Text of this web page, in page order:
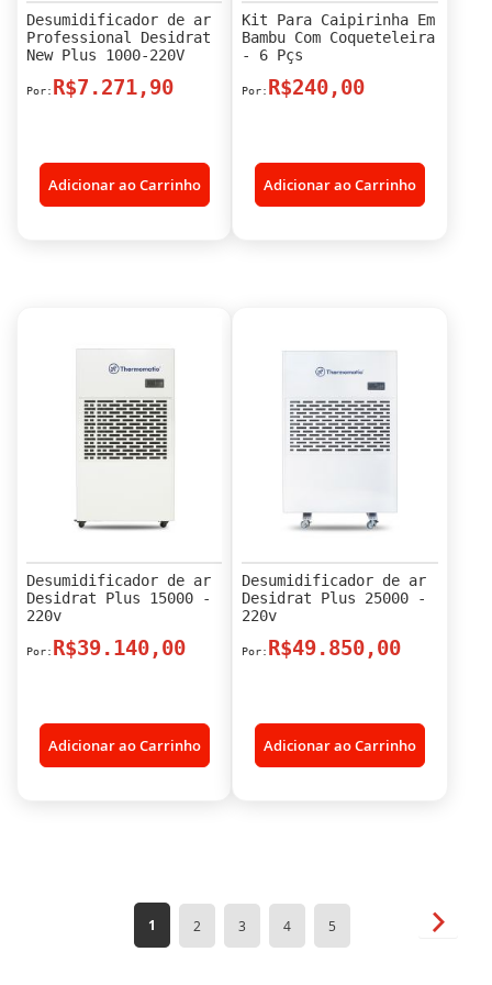
Desumidificador de ar
Professional Desidrat
New Plus 1000-220V
R$7.271,90
Adicionar ao Carrinho
Kit Para Caipirinha Em
Bambu Com Coqueteleira
- 6 Pçs
R$240,00
Adicionar ao Carrinho
Desumidificador de ar
Desidrat Plus 15000 -
220v
R$39.140,00
Adicionar ao Carrinho
Desumidificador de ar
Desidrat Plus 25000 -
220v
R$49.850,00
Adicionar ao Carrinho
Página
Você
1 Página
2 Página
3 Página
4 Página
5